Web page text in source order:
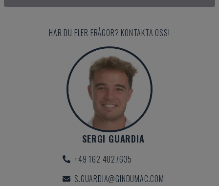
HAR DU FLER FRÅGOR? KONTAKTA OSS!
SERGI GUARDIA
+49 162 4027635
S.GUARDIA@GINDUMAC.COM